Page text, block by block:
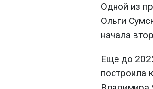
Одной из
Ольги
начала
Еще до
построила